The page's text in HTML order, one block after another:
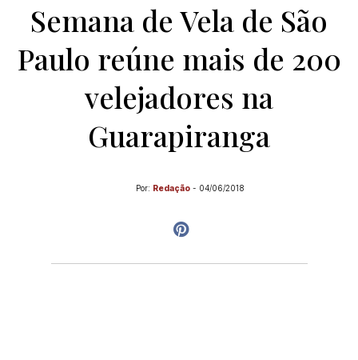
Semana de Vela de São
Paulo reúne mais de 200
velejadores na
Guarapiranga
Por: Redação - 04/06/2018